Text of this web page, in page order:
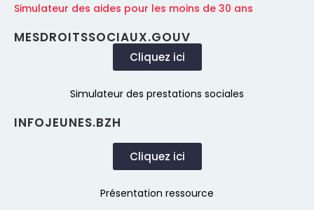
Simulateur des aides pour les moins de 30 ans
MESDROITSSOCIAUX.GOUV
Cliquez ici
Simulateur des prestations sociales
INFOJEUNES.BZH
Cliquez ici
Présentation ressource